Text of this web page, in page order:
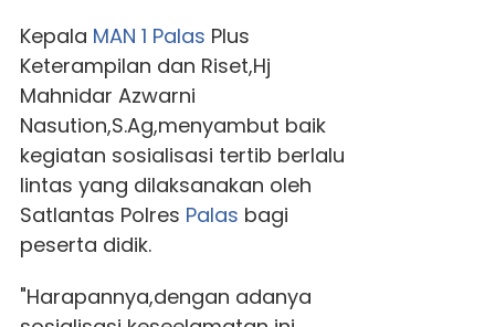
Kepala MAN 1 Palas Plus
Keterampilan dan Riset,Hj
Mahnidar Azwarni
Nasution,S.Ag,menyambut baik
kegiatan sosialisasi tertib berlalu
lintas yang dilaksanakan oleh
Satlantas Polres Palas bagi
peserta didik.
"Harapannya,dengan adanya